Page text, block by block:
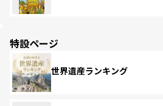
特設ページ
世界遺産ランキング